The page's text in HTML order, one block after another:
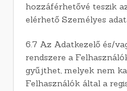
hozzáférhetővé teszik
elérhető Személyes
6.7 Az Adatkezelő és/
rendszere a
gyűjthet, melyek nem
Felhasználók által a